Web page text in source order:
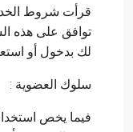
قرأت شروط
توافق على هذه
لك بدخول أو
سلوك العضوية :
فيما يخص